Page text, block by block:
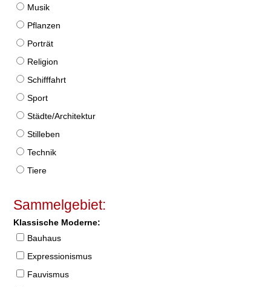
Musik
Pflanzen
Porträt
Religion
Schifffahrt
Sport
Städte/Architektur
Stilleben
Technik
Tiere
Sammelgebiet:
Klassische Moderne:
Bauhaus
Expressionismus
Fauvismus